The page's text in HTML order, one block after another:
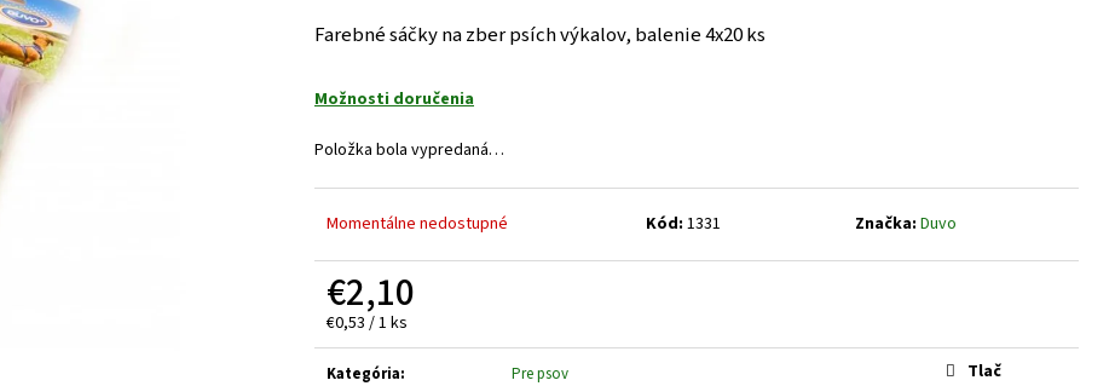
hviezdičiek.
Farebné sáčky na zber psích výkalov, balenie 4x20 ks
Možnosti doručenia
Položka bola vypredaná…
Momentálne nedostupné Kód: 1331 Značka: Duvo
€2,10
Jednotková
cena:
€0,53 / 1 ks
Kategória:
Pre psov
Tlač
GOURMET GOLD KÚSKY V ŠŤAVE 8X85G
NUEVO DOG ADULT KONZERVA JAHŇA A
ZEMIAKY 800G